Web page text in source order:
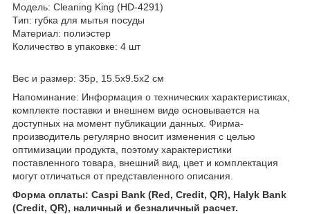
Модель: Cleaning King (HD-4291)
Тип: губка для мытья посуды
Материал: полиэстер
Количество в упаковке: 4 шт
Вес и размер: 35р, 15.5x9.5x2 см
Напоминание: Информация о технических характеристиках,
комплекте поставки и внешнем виде основывается на
доступных на момент публикации данных. Фирма-
производитель регулярно вносит изменения с целью
оптимизации продукта, поэтому характеристики
поставленного товара, внешний вид, цвет и комплектация
могут отличаться от представленного описания.
Форма оплаты: Caspi Bank (Red, Credit, QR), Halyk Bank
(Credit, QR), наличный и безналичный расчет.